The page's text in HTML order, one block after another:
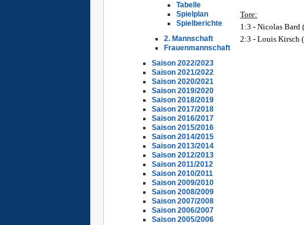
Tabelle
Spielplan
Spielberichte
2. Mannschaft
Frauenmannschaft
Saison 2022/2023
Saison 2021/2022
Saison 2020/2021
Saison 2019/2020
Saison 2018/2019
Saison 2017/2018
Saison 2016/2017
Saison 2015/2016
Saison 2014/2015
Saison 2013/2014
Saison 2012/2013
Saison 2011/2012
Saison 2010/2011
Saison 2009/2010
Saison 2008/2009
Saison 2007/2008
Saison 2006/2007
Saison 2005/2006
Tore:
1:3 - Nicolas Bard
2:3 - Louis Kirsch